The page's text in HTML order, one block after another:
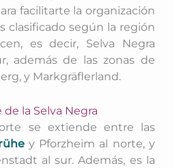
facilitarte la organización
clasificado según la región
es decir, Selva Negra
además de las zonas de
y Markgräflerland.
la Selva Negra
se extiende entre las
y Pforzheim al norte, y
al sur. Además, es la